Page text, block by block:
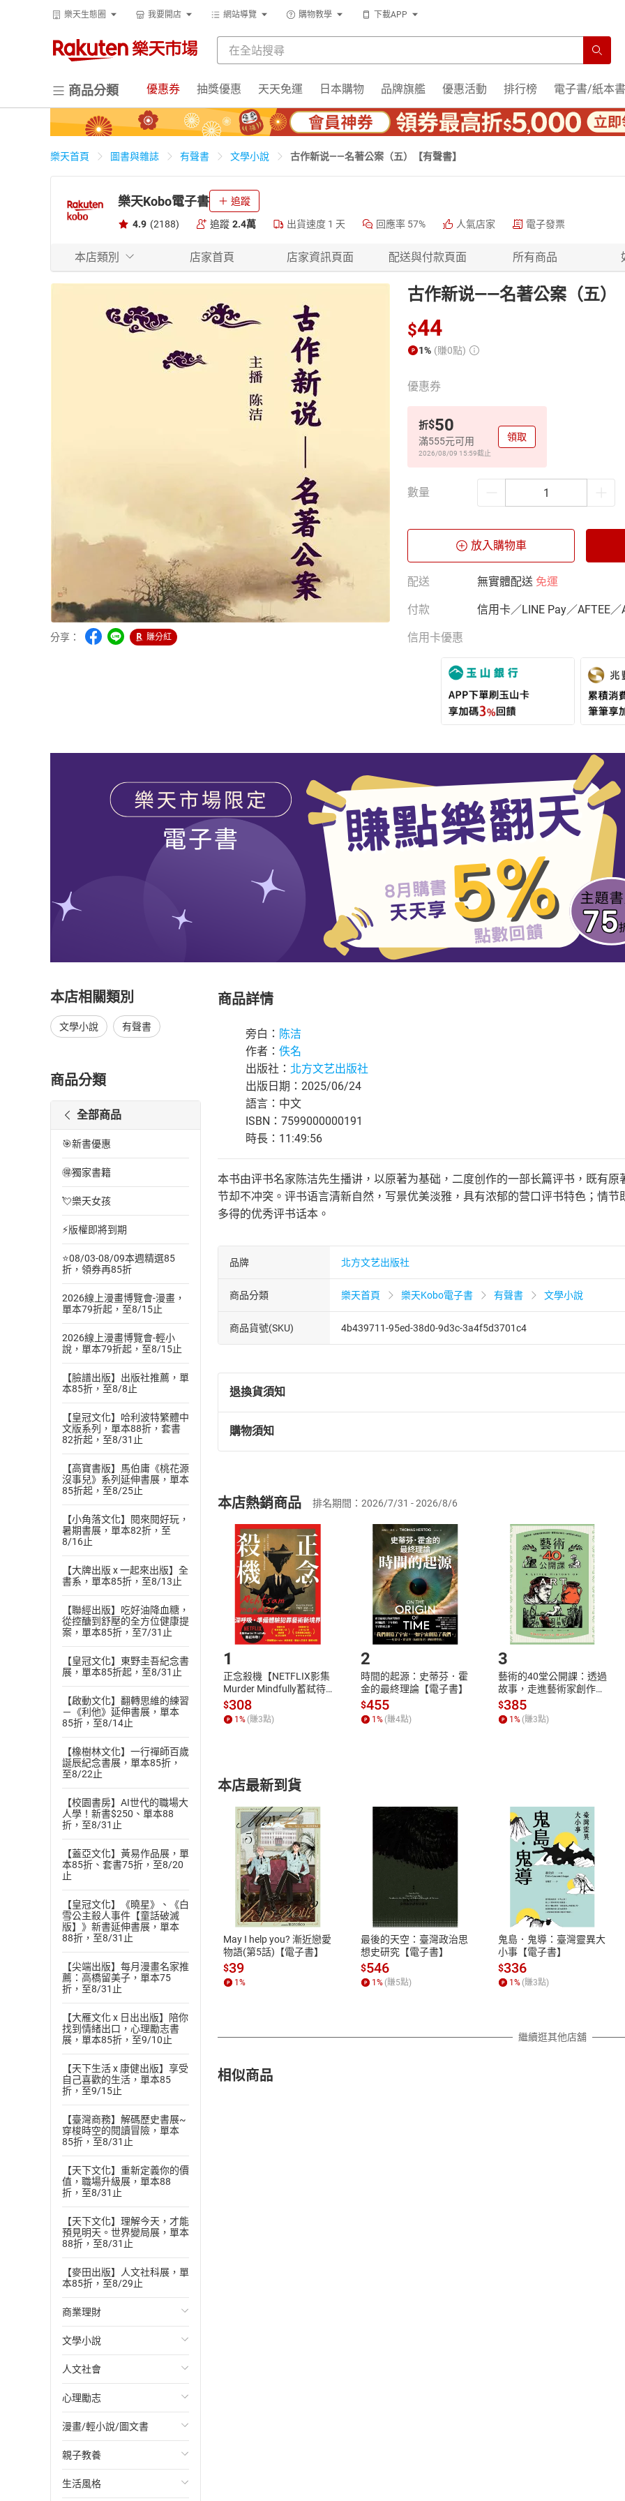
樂天生態圈 我要開店 網站導覽 購物教學 下載APP
商品分類 優惠券 抽獎優惠 天天免運 日本購物 品牌旗艦 優惠活動 排行榜 電子書/紙本書
樂天首頁 圖書與雜誌 有聲書 文學小說 古作新说——名著公案（五）【有聲書】
樂天Kobo電子書 追蹤
4.9 (2188) 追蹤 2.4萬 出貨速度 1 天 回應率 57% 人氣店家 電子發票
本店類別 店家首頁 店家資訊頁面 配送與付款頁面 所有商品
分享： 賺分紅
古作新说——名著公案（五）
$44
1% (賺0點)
優惠券
折$50
滿555元可用
2026/08/09 15:59截止
領取
數量
放入購物車
配送 無實體配送 免運
付款 信用卡／LINE Pay／AFTEE／
信用卡優惠
本店相關類別
文學小說 有聲書
商品分類
全部商品
🎯新書優惠
🉐獨家書籍
💘樂天女孩
⚡版權即將到期
⭐08/03-08/09本週精選85
折，領券再85折
2026線上漫畫博覽會-漫畫，
單本79折起，至8/15止
2026線上漫畫博覽會-輕小
說，單本79折起，至8/15止
【臉譜出版】出版社推薦，單
本85折，至8/8止
【皇冠文化】哈利波特繁體中
文版系列，單本88折，套書
82折起，至8/31止
【高寶書版】馬伯庸《桃花源
沒事兒》系列延伸書展，單本
85折起，至8/25止
【小角落文化】閱來閱好玩，
暑期書展，單本82折，至
8/16止
【大牌出版 x 一起來出版】全
書系，單本85折，至8/13止
【聯經出版】吃好油降血糖，
從控醣到舒壓的全方位健康提
案，單本85折，至7/31止
【皇冠文化】東野圭吾紀念書
展，單本85折起，至8/31止
【啟動文化】翻轉思維的練習
－《利他》延伸書展，單本
85折，至8/14止
【橡樹林文化】一行禪師百歲
誕辰紀念書展，單本85折，
至8/22止
【校園書房】AI世代的職場大
人學！新書$250、單本88
折，至8/31止
【蓋亞文化】黃易作品展，單
本85折、套書75折，至8/20
止
【皇冠文化】《曉星》、《白
雪公主殺人事件【童話破滅
版】》新書延伸書展，單本
88折，至8/31止
【尖端出版】每月漫畫名家推
薦：高橋留美子，單本75
折，至8/31止
【大雁文化 x 日出出版】陪你
找到情緒出口，心理勵志書
展，單本85折，至9/10止
【天下生活 x 康健出版】享受
自己喜歡的生活，單本85
折，至9/15止
【臺灣商務】解碼歷史書展~
穿梭時空的閱讀冒險，單本
85折，至8/31止
【天下文化】重新定義你的價
值，職場升級展，單本88
折，至8/31止
【天下文化】理解今天，才能
預見明天。世界變局展，單本
88折，至8/31止
【麥田出版】人文社科展，單
本85折，至8/29止
商業理財
投資理財
經濟/趨勢
財務/金融
管理/領導
職場工作術
成功法
文學小說
歐美文學
日本文學
韓國文學
華文文學
經典文學
人文社會
國際關係
政治
社會科學
台灣/中國歷史
心理勵志
心靈成長/情緒
人際關係
兩性關係
漫畫/輕小說/圖文書
輕小說
奇幻/科幻
親子教養
教育現場
生活風格
商品詳情
旁白： 陈洁
作者： 佚名
出版社： 北方文艺出版社
出版日期：2025/06/24
語言：中文
ISBN：7599000000191
時長：11:49:56
本书由评书名家陈洁先生播讲，以原著为基础，二度创作的一部长篇评书，既有
节却不冲突。评书语言清新自然，写景优美淡雅，具有浓郁的营口评书特色；情
多得的优秀评书话本。
品牌 北方文艺出版社
商品分類 樂天首頁 樂天Kobo電子書 有聲書 文學小說
商品貨號(SKU) 4b439711-95ed-38d0-9d3c-3a4f5d3701c4
退換貨須知
退換貨規定：
(一)依消費者保護法第19條第1項後段暨通訊交易解除權合理例外情事適用
(二)消費者訂購本店鋪之商品即代表知悉本店鋪所銷售之商品為電子書，
且已下載/存取電子書，不得請求退貨退款。
退貨方式：您欲取消訂單或辦理退貨時，請登入樂天市場，並於「我的訂單
貨」，本店鋪將依您的申請進行審核，待審核通過後將為您辦理退款事宜。
請注意，樂天市場須以整筆訂單為單位進行取消/退貨，恕無法以單支商品取
購物須知
挑選商品
Choose
放入購物車
Shopping cart
登入帳號
Login
購書後，如何開始使用？
Step1.選擇閱讀載具 Step2.登入
付款方式
ATM轉帳、信用卡、LINE PAY、AFTEE
退換貨規範
本店是否提供消費者保護法七日猶
之權利，遽消費者保護法及通訊交
除權合理例外情事適用準則，依商
質各有不同規定。詳細退換貨說明
照各商品說明。
本店熱銷商品 排名期間：2026/7/31 - 2026/8/6
1
正念殺機【NETFLIX影集
Murder Mindfully蓄弒待
發】【電子書】
$308
1 % (賺3點)
2
時間的起源：史蒂芬．霍
金的最終理論【電子書】
$455
1 % (賺4點)
3
藝術的40堂公開課：透過
故事，走進藝術家創作現
場，看藝術如何誕生、如
何形塑人類生活【電子
書】
$385
1 % (賺3點)
本店最新到貨
May I help you? 漸近戀愛
物語(第5話)【電子書】
$39
1 %
最後的天空：臺灣政治思
想史研究【電子書】
$546
1 % (賺5點)
鬼島．鬼導：臺灣靈異大
小事【電子書】
$336
1 % (賺3點)
繼續逛其他店舖
相似商品